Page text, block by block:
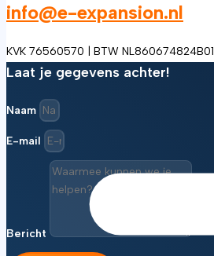
info@e-expansion.nl
KVK 76560570 | BTW NL860674824B01
Laat je gegevens achter!
Naam
E-mail
Bericht